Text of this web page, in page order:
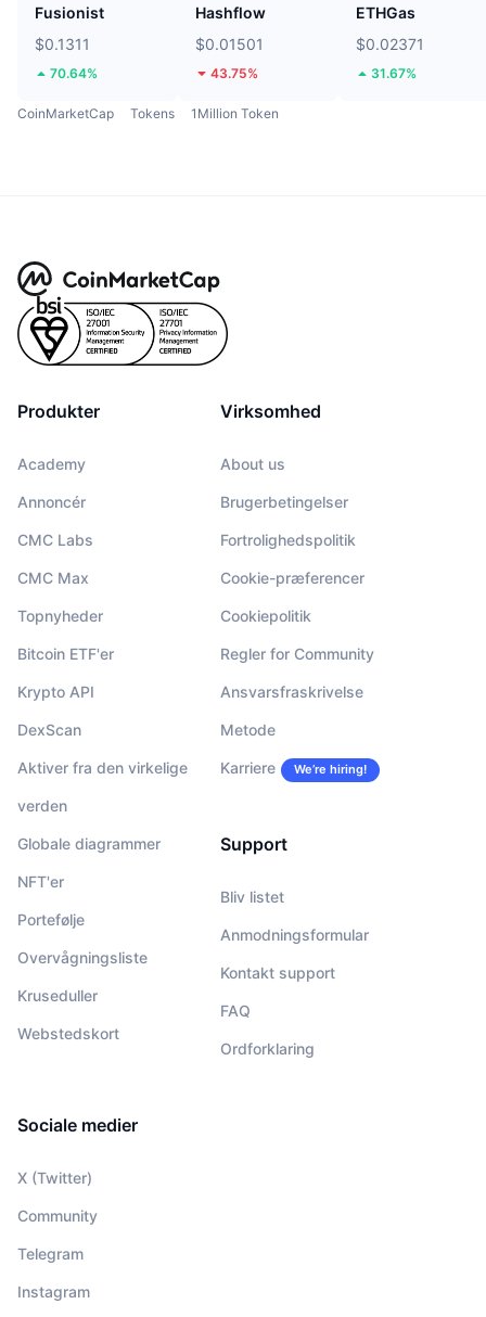
Fusionist
$0.1311
70.64%
Hashflow
$0.01501
43.75%
ETHGas
$0.02371
31.67%
CoinMarketCap Tokens 1Million Token
Produkter
Academy
Annoncér
CMC Labs
CMC Max
Topnyheder
Bitcoin ETF'er
Krypto API
DexScan
Aktiver fra den virkelige
verden
Globale diagrammer
NFT'er
Portefølje
Overvågningsliste
Kruseduller
Webstedskort
Virksomhed
About us
Brugerbetingelser
Fortrolighedspolitik
Cookie-præferencer
Cookiepolitik
Regler for Community
Ansvarsfraskrivelse
Metode
Karriere We’re hiring!
Support
Bliv listet
Anmodningsformular
Kontakt support
FAQ
Ordforklaring
Sociale medier
X (Twitter)
Community
Telegram
Instagram